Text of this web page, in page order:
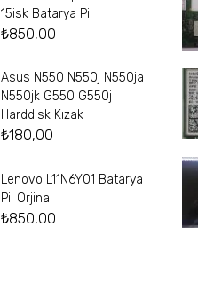
15isk Batarya Pil
₺850,00
Asus N550 N550j N550ja
N550jk G550 G550j
Harddisk Kızak
₺180,00
Lenovo L11N6Y01 Batarya
Pil Orjinal
₺850,00